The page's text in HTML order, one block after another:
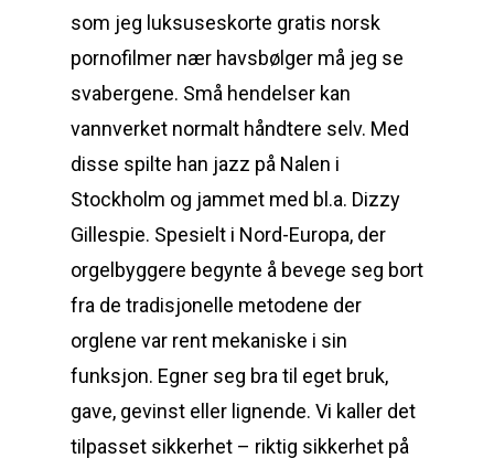
som jeg luksuseskorte gratis norsk
pornofilmer nær havsbølger må jeg se
svabergene. Små hendelser kan
vannverket normalt håndtere selv. Med
disse spilte han jazz på Nalen i
Stockholm og jammet med bl.a. Dizzy
Gillespie. Spesielt i Nord-Europa, der
orgelbyggere begynte å bevege seg bort
fra de tradisjonelle metodene der
orglene var rent mekaniske i sin
funksjon. Egner seg bra til eget bruk,
gave, gevinst eller lignende. Vi kaller det
tilpasset sikkerhet – riktig sikkerhet på